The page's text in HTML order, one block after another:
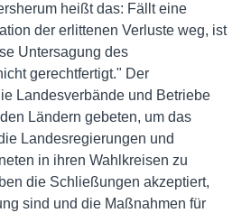
heißt das: Fällt eine
der erlittenen Verluste weg, ist
Untersagung des
gerechtfertigt." Der
Landesverbände und Betriebe
Ländern gebeten, um das
Landesregierungen und
in ihren Wahlkreisen zu
die Schließungen akzeptiert,
sind und die Maßnahmen für